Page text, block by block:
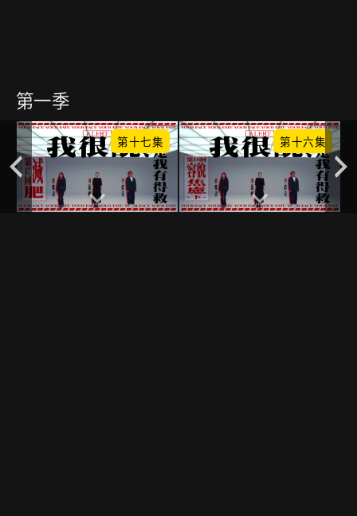
第一季
第十七集 第十六集